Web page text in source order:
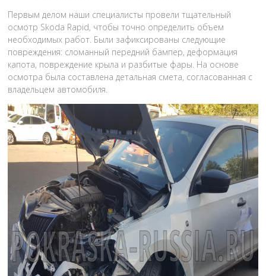
Первым делом наши специалисты провели тщательный
осмотр Skoda Rapid, чтобы точно определить объем
необходимых работ. Были зафиксированы следующие
повреждения: сломанный передний бампер, деформация
капота, повреждение крыла и разбитые фары. На основе
осмотра была составлена детальная смета, согласованная с
владельцем автомобиля.